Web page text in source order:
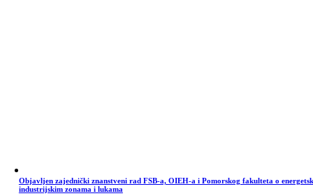
Objavljen zajednički znanstveni rad FSB-a, OIEH-a i Pomorskog fakulteta o
industrijskim zonama i lukama